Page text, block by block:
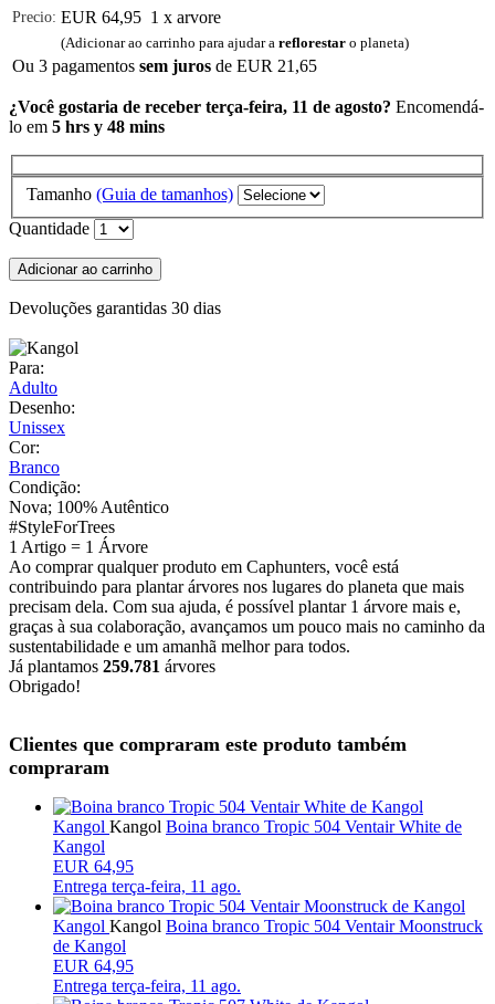
Precio: EUR 64,95 1 x arvore
(Adicionar ao carrinho para ajudar a reflorestar o planeta)
Ou 3 pagamentos sem juros de EUR 21,65
¿Você gostaria de receber terça-feira, 11 de agosto? Encomendá-
lo em 5 hrs y 48 mins
Tamanho (Guia de tamanhos)
Quantidade
Adicionar ao carrinho
Devoluções garantidas 30 dias
Para:
Adulto
Desenho:
Unissex
Cor:
Branco
Condição:
Nova; 100% Autêntico
#StyleForTrees
1 Artigo = 1 Árvore
Ao comprar qualquer produto em Caphunters, você está
contribuindo para plantar árvores nos lugares do planeta que mais
precisam dela. Com sua ajuda, é possível plantar 1 árvore mais e,
graças à sua colaboração, avançamos um pouco mais no caminho da
sustentabilidade e um amanhã melhor para todos.
Já plantamos 259.781 árvores
Obrigado!
Clientes que compraram este produto também
compraram
Kangol Kangol Boina branco Tropic 504 Ventair White de
Kangol
EUR 64,95
Entrega terça-feira, 11 ago.
Kangol Kangol Boina branco Tropic 504 Ventair Moonstruck
de Kangol
EUR 64,95
Entrega terça-feira, 11 ago.